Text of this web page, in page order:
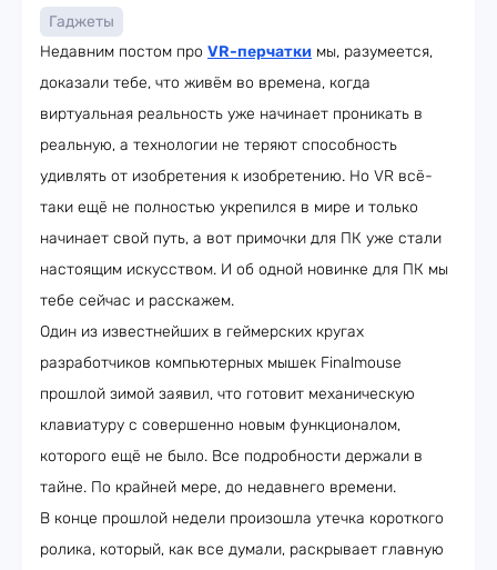
Гаджеты
Недавним постом про VR-перчатки мы, разумеется,
доказали тебе, что живём во времена, когда
виртуальная реальность уже начинает проникать в
реальную, а технологии не теряют способность
удивлять от изобретения к изобретению. Но VR всё-
таки ещё не полностью укрепился в мире и только
начинает свой путь, а вот примочки для ПК уже стали
настоящим искусством. И об одной новинке для ПК мы
тебе сейчас и расскажем.
Один из известнейших в геймерских кругах
разработчиков компьютерных мышек Finalmouse
прошлой зимой заявил, что готовит механическую
клавиатуру с совершенно новым функционалом,
которого ещё не было. Все подробности держали в
тайне. По крайней мере, до недавнего времени.
В конце прошлой недели произошла утечка короткого
ролика, который, как все думали, раскрывает главную